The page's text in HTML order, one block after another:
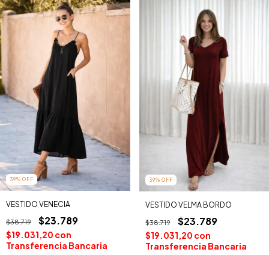
39% OFF
VESTIDO VENECIA
$38.719 $23.789
$19.031,20 con
Transferencia Bancaria
39% OFF
VESTIDO VELMA BORDO
$38.719 $23.789
$19.031,20 con
Transferencia Bancaria